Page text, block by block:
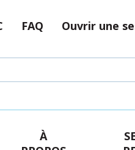
FAQ Ouvrir une
À